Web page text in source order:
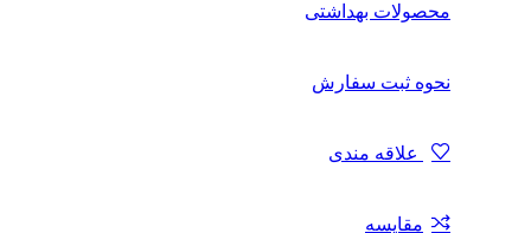
محصولات بهداشتی
نحوه ثبت سفارش
علاقه مندی
مقایسه